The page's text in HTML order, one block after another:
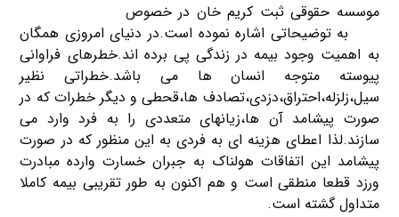
موسسه حقوقی ثبت کریم خان در خصوص
به توضیحاتی اشاره نموده است.در دنیای امروزی همگان
به اهمیت وجود بیمه در زندگی پی برده اند.خطرهای فراوانی
پیوسته متوجه انسان ها می باشد.خطراتی نظیر
سیل،زلزله،احتراق،دزدی،تصادف ها،قحطی و دیگر خطرات که در
صورت پیشامد آن ها،زیانهای متعددی را به فرد وارد می
سازند.لذا اعطای هزینه ای به فردی به این منظور که در صورت
پیشامد این اتفاقات هولناک به جبران خسارت وارده مبادرت
ورزد قطعا منطقی است و هم اکنون به طور تقریبی بیمه کاملا
متداول گشته است.